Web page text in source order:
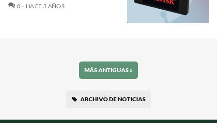
0 COMENTARIOS
HACE 3 AÑOS
MÁS ANTIGUAS »
ARCHIVO DE NOTICIAS